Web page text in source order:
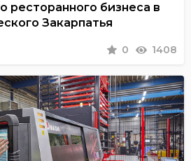
ресторанного бизнеса в
Закарпатья
0 1408